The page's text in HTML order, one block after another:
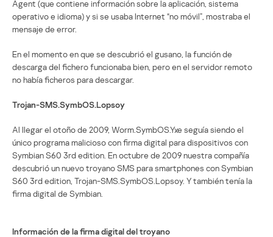
Agent (que contiene información sobre la aplicación, sistema
operativo e idioma) y si se usaba Internet “no móvil”, mostraba el
mensaje de error.
En el momento en que se descubrió el gusano, la función de
descarga del fichero funcionaba bien, pero en el servidor remoto
no había ficheros para descargar.
Trojan-SMS.SymbOS.Lopsoy
Al llegar el otoño de 2009, Worm.SymbOS.Yxe seguía siendo el
único programa malicioso con firma digital para dispositivos con
Symbian S60 3rd edition. En octubre de 2009 nuestra compañía
descubrió un nuevo troyano SMS para smartphones con Symbian
S60 3rd edition, Trojan-SMS.SymbOS.Lopsoy. Y también tenía la
firma digital de Symbian.
Información de la firma digital del troyano